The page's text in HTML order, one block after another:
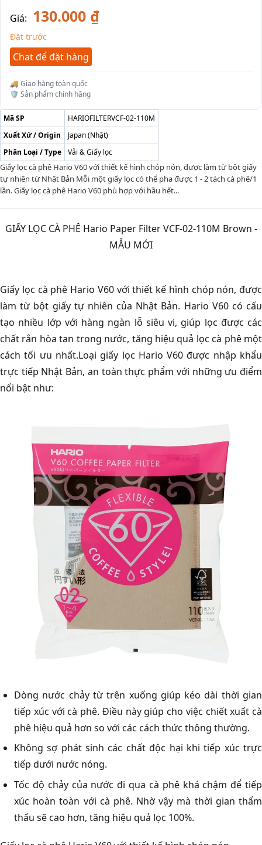
Giá: 130.000 ₫
Đặt trước
Chat để đặt hàng
🚚 Giao hàng toàn quốc
🛡️ Sản phẩm chính hãng
Mã SP
HARIOFILTERVCF-02-110M
Xuất Xứ / Origin
Japan (Nhật)
Phân Loại / Type
Vải & Giấy lọc
Giấy lọc cà phê Hario V60 với thiết kế hình chóp nón, được làm từ bột giấy
tự nhiên từ Nhật Bản Mỗi một giấy lọc có thể pha được 1 - 2 tách cà phê/1
lần. Giấy lọc cà phê Hario V60 phù hợp với hầu hết...
GIẤY LỌC CÀ PHÊ Hario Paper Filter VCF-02-110M Brown -
MẪU MỚI
Giấy lọc cà phê Hario V60 với thiết kế hình chóp nón, được
làm từ bột giấy tự nhiên của Nhật Bản. Hario V60 có cấu
tạo nhiều lớp với hàng ngàn lỗ siêu vi, giúp lọc được các
chất rắn hòa tan trong nước, tăng hiệu quả lọc cà phê một
cách tối ưu nhất.Loại giấy lọc Hario V60 được nhập khẩu
trực tiếp Nhật Bản, an toàn thực phẩm với những ưu điểm
nổi bật như:
Dòng nước chảy từ trên xuống giúp kéo dài thời gian
tiếp xúc với cà phê. Điều này giúp cho việc chiết xuất cà
phê hiệu quả hơn so với các cách thức thông thường.
Không sợ phát sinh các chất độc hại khi tiếp xúc trực
tiếp dưới nước nóng.
Tốc độ chảy của nước đi qua cà phê khá chậm để tiếp
xúc hoàn toàn với cà phê. Nhờ vậy mà thời gian thẩm
thấu sẽ cao hơn, tăng hiệu quả lọc 100%.